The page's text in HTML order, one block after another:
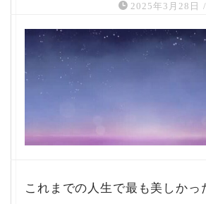
2025年3月28日 /
これまでの人生で最も美しかっ